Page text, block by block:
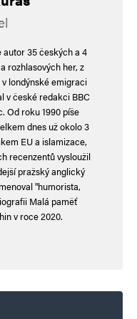
ale dělají, že to
církví se
nebezpečnými
poselství
následovníky
využita
přinesl do
neznala
nyní jak se od
autor 35 českých a 4
rozhlasových her, z
londýnské emigraci
v české redakci BBC
Od roku 1990 píše
dnes už okolo 3
EU a islamizace,
recenzentů vysloužil
pražský anglický
"humorista,
Malá paměť
v roce 2020.